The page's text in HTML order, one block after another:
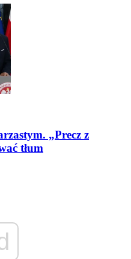
„Precz z
tłum